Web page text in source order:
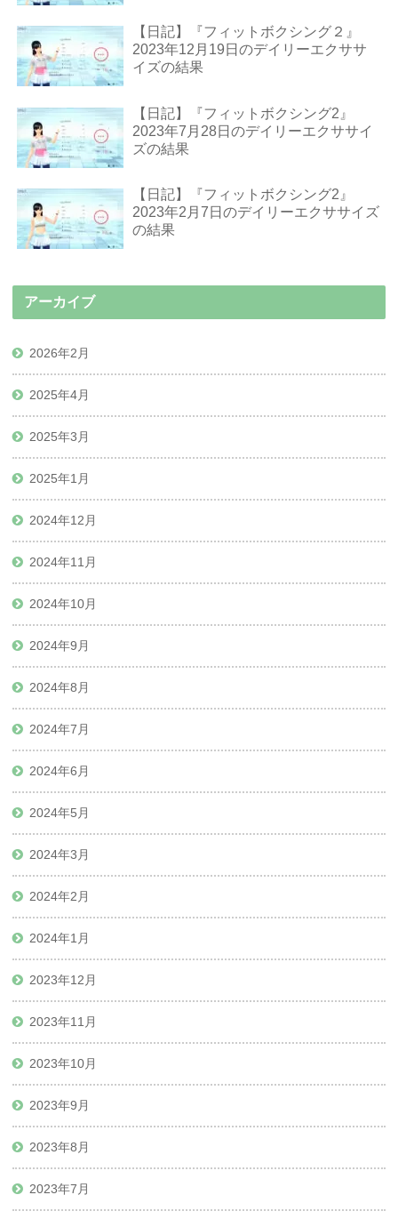
【日記】『フィットボクシング２』
2023年12月19日のデイリーエクササ
イズの結果
【日記】『フィットボクシング2』
2023年7月28日のデイリーエクササイ
ズの結果
【日記】『フィットボクシング2』
2023年2月7日のデイリーエクササイズ
の結果
アーカイブ
2026年2月
2025年4月
2025年3月
2025年1月
2024年12月
2024年11月
2024年10月
2024年9月
2024年8月
2024年7月
2024年6月
2024年5月
2024年3月
2024年2月
2024年1月
2023年12月
2023年11月
2023年10月
2023年9月
2023年8月
2023年7月